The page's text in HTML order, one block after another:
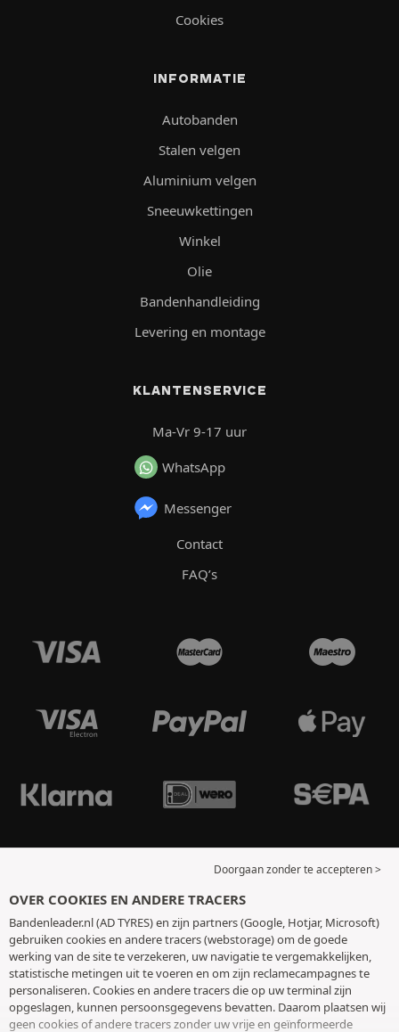
Cookies
INFORMATIE
Autobanden
Stalen velgen
Aluminium velgen
Sneeuwkettingen
Winkel
Olie
Bandenhandleiding
Levering en montage
KLANTENSERVICE
Ma-Vr 9-17 uur
WhatsApp
Messenger
Contact
FAQ’s
Doorgaan zonder te accepteren >
OVER COOKIES EN ANDERE TRACERS
Bandenleader.nl (AD TYRES) en zijn partners (Google, Hotjar, Microsoft)
gebruiken cookies en andere tracers (webstorage) om de goede
werking van de site te verzekeren, uw navigatie te vergemakkelijken,
statistische metingen uit te voeren en om zijn reclamecampagnes te
personaliseren. Cookies en andere tracers die op uw terminal zijn
opgeslagen, kunnen persoonsgegevens bevatten. Daarom plaatsen wij
geen cookies of andere tracers zonder uw vrije en geïnformeerde